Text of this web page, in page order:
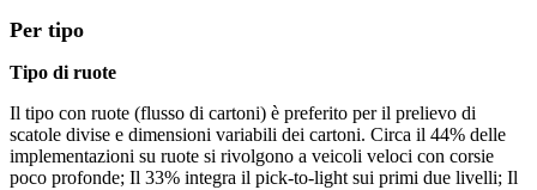
Per tipo
Tipo di ruote
Il tipo con ruote (flusso di cartoni) è preferito per il prelievo di
scatole divise e dimensioni variabili dei cartoni. Circa il 44% delle
implementazioni su ruote si rivolgono a veicoli veloci con corsie
poco profonde; Il 33% integra il pick-to-light sui primi due livelli; Il